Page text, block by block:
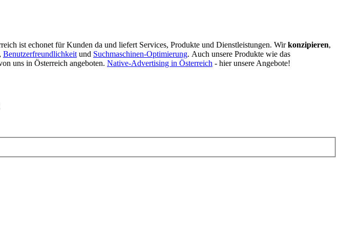
ist echonet für Kunden da und liefert Services, Produkte und Dienstleistungen. Wirkonzipieren,
, Benutzerfreundlichkeit und Suchmaschinen-Optimierung. Auch unsere Produkte wie das
uns in Österreich angeboten. Native-Advertising in Österreich - hier unsere Angebote!